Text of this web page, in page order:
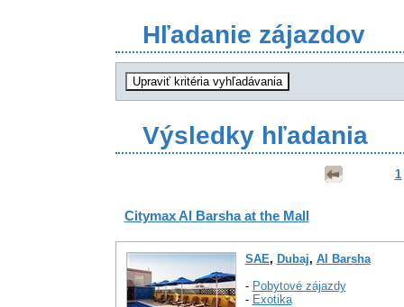
Hľadanie zájazdov
Výsledky hľadania
1
Citymax Al Barsha at the Mall
SAE, Dubaj, Al Barsha
- Pobytové zájazdy
- Exotika